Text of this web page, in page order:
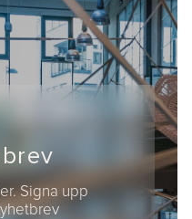
Signa upp